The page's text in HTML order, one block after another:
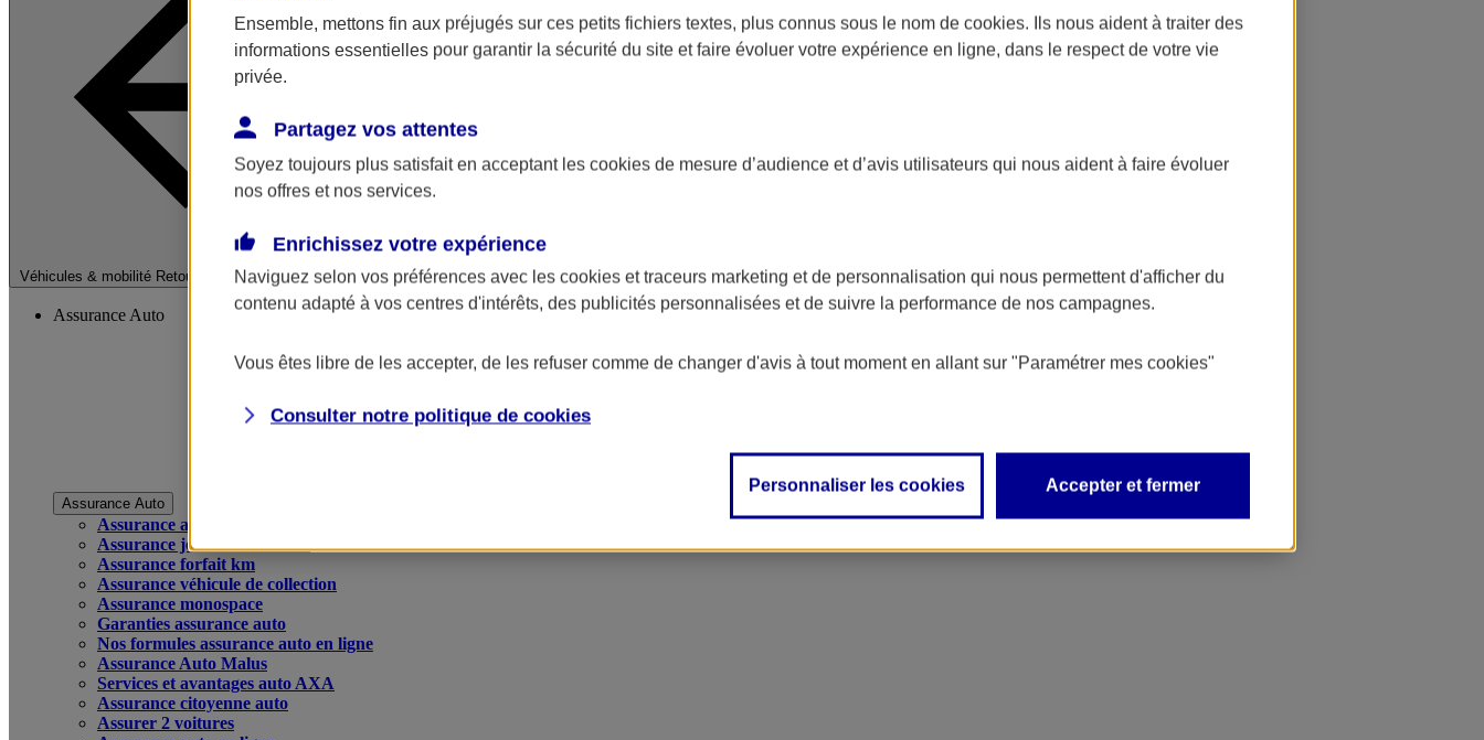
Véhicules & mobilité Retour à la section précédente
Fermer le menu principal
Assurance Auto
Assurance Auto
Assurance auto
Assurance jeune conducteur
Assurance forfait km
Assurance véhicule de collection
Assurance monospace
Garanties assurance auto
Nos formules assurance auto en ligne
Assurance Auto Malus
Services et avantages auto AXA
Assurance citoyenne auto
Assurer 2 voitures
Ensemble, mettons fin aux préjugés sur ces petits fichiers textes, plus connus sous le nom de cookies. Ils nous aident à traiter des
informations essentielles pour garantir la sécurité du site et faire évoluer votre expérience en ligne, dans le respect de votre vie
privée.
Partagez vos attentes
Soyez toujours plus satisfait en acceptant les cookies de mesure d’audience et d’avis utilisateurs qui nous aident à faire évoluer
nos offres et nos services.
Enrichissez votre expérience
Naviguez selon vos préférences avec les cookies et traceurs marketing et de personnalisation qui nous permettent d'afficher du
contenu adapté à vos centres d'intérêts, des publicités personnalisées et de suivre la performance de nos campagnes.
Vous êtes libre de les accepter, de les refuser comme de changer d'avis à tout moment en allant sur "Paramétrer mes cookies"
Consulter notre politique de cookies
Personnaliser les cookies Accepter et fermer